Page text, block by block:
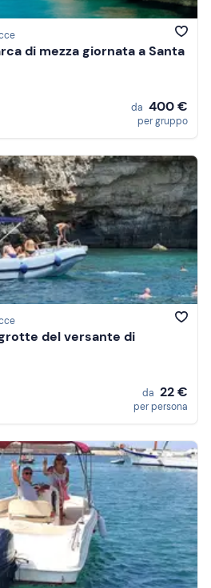
di mezza giornata a Santa
da 400 €
per gruppo
del versante di
da 22 €
per persona